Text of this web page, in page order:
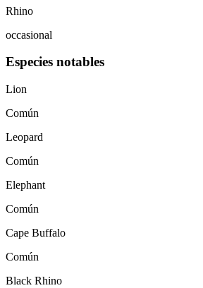
Rhino
occasional
Especies notables
Lion
Común
Leopard
Común
Elephant
Común
Cape Buffalo
Común
Black Rhino